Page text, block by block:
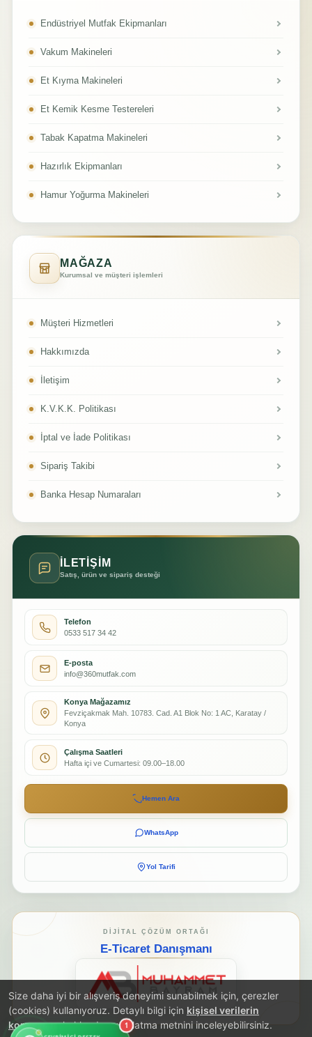
1
Size daha iyi bir alışveriş deneyimi sunabilmek için, çerezler
(cookies) kullanıyoruz. Detaylı bilgi için kişisel verilerin
korunmasıhakkında aydınlatma metnini inceleyebilirsiniz.
Endüstriyel Mutfak Ekipmanları
Vakum Makineleri
Et Kıyma Makineleri
Et Kemik Kesme Testereleri
Tabak Kapatma Makineleri
Hazırlık Ekipmanları
Hamur Yoğurma Makineleri
MAĞAZA
Kurumsal ve müşteri işlemleri
Müşteri Hizmetleri
Hakkımızda
İletişim
K.V.K.K. Politikası
İptal ve İade Politikası
Sipariş Takibi
Banka Hesap Numaraları
İLETİŞİM
Satış, ürün ve sipariş desteği
Telefon
0533 517 34 42
E-posta
info@360mutfak.com
Konya Mağazamız
Fevziçakmak Mah. 10783. Cad. A1 Blok No: 1 AC, Karatay /
Konya
Çalışma Saatleri
Hafta içi ve Cumartesi: 09.00–18.00
Hemen Ara
WhatsApp
Yol Tarifi
DIJITAL ÇÖZÜM ORTAĞI
E-Ticaret Danışmanı